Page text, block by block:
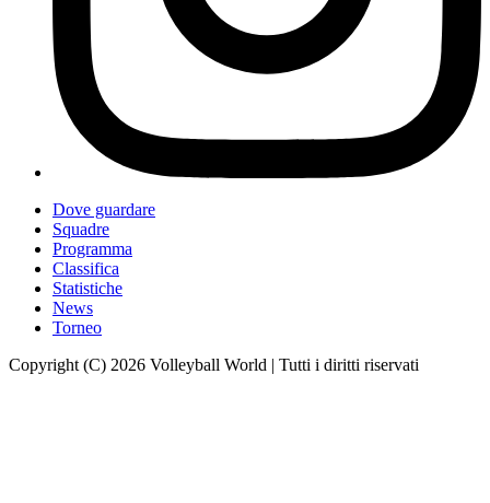
Dove guardare
Squadre
Programma
Classifica
Statistiche
News
Torneo
Copyright (C) 2026 Volleyball World | Tutti i diritti riservati